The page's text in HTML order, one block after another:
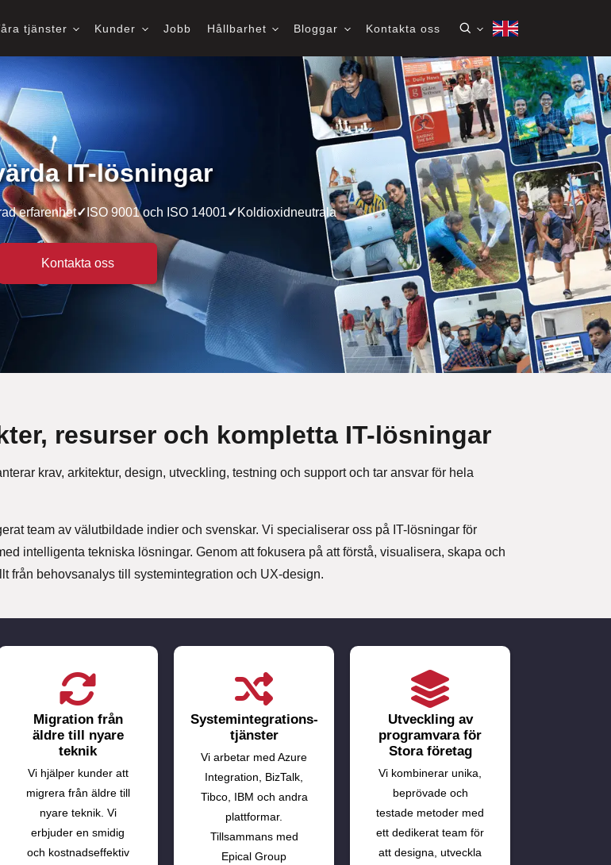
tjänster Kunder Jobb Hållbarhet Bloggar Kontakta oss
IT-lösningar
erfarenhet✓ ISO 9001 och ISO 14001✓Koldioxidneutrala
Kontakta oss
resurser och kompletta IT-lösningar
krav, arkitektur, design, utveckling, testning och support och tar ansvar för hela
team av välutbildade indier och svenskar. Vi specialiserar oss på IT-lösningar för
intelligenta tekniska lösningar. Genom att fokusera på att förstå, visualisera, skapa och
från behovsanalys till systemintegration och UX-design.
Migration från
äldre till nyare
teknik
Vi hjälper kunder att
migrera från äldre till
nyare teknik. Vi
erbjuder en smidig
och kostnadseffektiv
Systemintegrations-
tjänster
Vi arbetar med Azure
Integration, BizTalk,
Tibco, IBM och andra
plattformar.
Tillsammans med
Epical Group
Utveckling av
programvara för
Stora företag
Vi kombinerar unika,
beprövade och
testade metoder med
ett dedikerat team för
att designa, utveckla